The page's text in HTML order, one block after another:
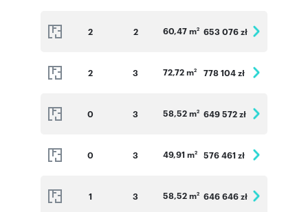
2 2 60,47 m2 653 076 zł
2 3 72,72 m2 778 104 zł
0 3 58,52 m2 649 572 zł
0 3 49,91 m2 576 461 zł
1 3 58,52 m2 646 646 zł